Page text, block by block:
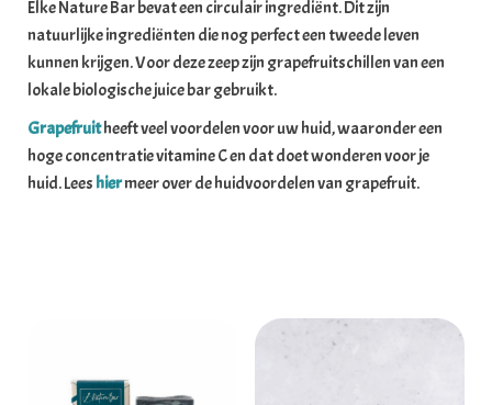
Elke Nature Bar bevat een circulair ingrediënt. Dit zijn
natuurlijke ingrediënten die nog perfect een tweede leven
kunnen krijgen. Voor deze zeep zijn grapefruitschillen van een
lokale biologische juice bar gebruikt.
Grapefruitheeft veel voordelen voor uw huid, waaronder een
hoge concentratie vitamine C en dat doet wonderen voor je
huid. Lees hiermeer over de huidvoordelen van grapefruit.